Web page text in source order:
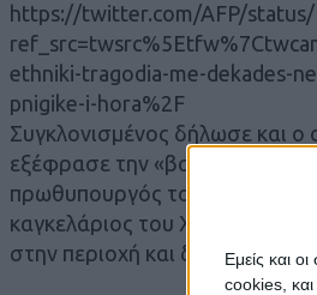
Εμείς και
cookies,
https://twitter.com/AFP/status/
ethniki-tragodia-me-dekades-
pnigike-i-hora%2F
Συγκλονισμένος δήλωσε και ο
εξέφρασε την «βαθύτατη
πρωθυπουργός του κρατιδίου
καγκελάριος του
στην περιοχή και δεσμεύθηκε